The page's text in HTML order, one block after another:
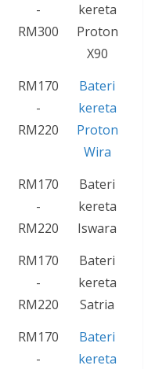
-
RM300
kereta
Proton
X90
RM170
-
RM220
Bateri
kereta
Proton
Wira
RM170
-
RM220
Bateri
kereta
Iswara
RM170
-
RM220
Bateri
kereta
Satria
RM170
-
Bateri
kereta